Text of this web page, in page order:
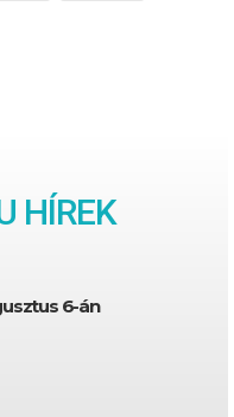
HÍREK
6-án